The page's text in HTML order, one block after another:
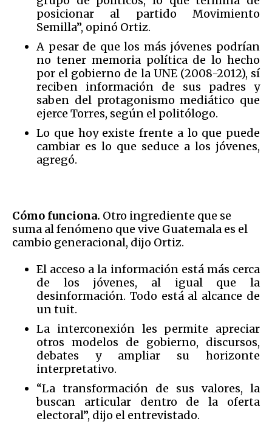
posicionar al partido Movimiento
Semilla”, opinó Ortiz.
A pesar de que los más jóvenes podrían
no tener memoria política de lo hecho
por el gobierno de la UNE (2008-2012), sí
reciben información de sus padres y
saben del protagonismo mediático que
ejerce Torres, según el politólogo.
Lo que hoy existe frente a lo que puede
cambiar es lo que seduce a los jóvenes,
agregó.
Cómo funciona. Otro ingrediente que se
suma al fenómeno que vive Guatemala es el
cambio generacional, dijo Ortiz.
El acceso a la información está más cerca
de los jóvenes, al igual que la
desinformación. Todo está al alcance de
un tuit.
La interconexión les permite apreciar
otros modelos de gobierno, discursos,
debates y ampliar su horizonte
interpretativo.
“La transformación de sus valores, la
buscan articular dentro de la oferta
electoral”, dijo el entrevistado.